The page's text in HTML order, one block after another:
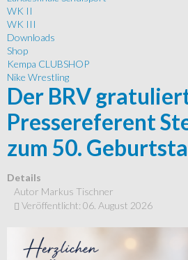
WK II
WK III
Downloads
Shop
Kempa CLUBSHOP
Nike Wrestling
Der BRV
Pressereferent
zum 50.
Details
Autor Markus Tischner
Veröffentlicht: 06. August 2026